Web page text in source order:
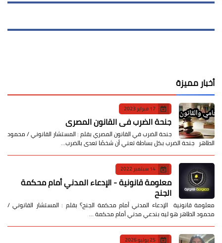
أخبار مميزة
17 فبراير 2023
جنحة الضرب في القانون المصري
جنحة الضرب في القانون المصري بقلم : المستشار القانوني / محمود
الطاهر جنحة الضرب بكل بساطة تعني أن شخصًا تعدى بالضرب…
14 سبتمبر 2022
معلومة قانونية - الإدعاء المدني أمام محكمة
الجنح
معلومة قانونية الإدعاء المدني أمام محكمة الجنح؟ بقلم : المستشار القانوني /
محمود الطاهر هو ليه بندعي مدني أمام محكمة …
25 يوليو 2026